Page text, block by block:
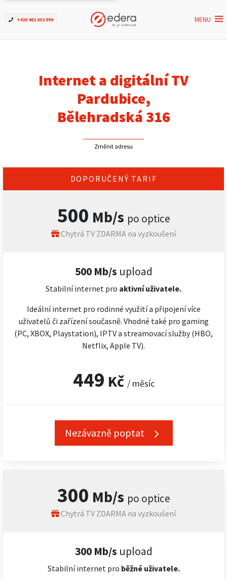
+420 461 002 999 MENU
Ověřit dostupnost
ČEZNET TV
Podpora
Kontakt
Internet a digitální TV
Pardubice,
Bělehradská 316
Změnit adresu
300 Mb/s po optice
Chytrá TV ZDARMA na vyzkoušení
300 Mb/s upload
Stabilní internet pro běžné uživatele.
DOPORUČENÝ TARIF
500 Mb/s po optice
Chytrá TV ZDARMA na vyzkoušení
500 Mb/s upload
Stabilní internet pro aktivní uživatele.
Ideální internet pro rodinné využití a připojení více
uživatelů či zařízení současně. Vhodné také pro gaming
(PC, XBOX, Playstation), IPTV a streamovací služby (HBO,
Netflix, Apple TV).
449 Kč / měsíc
Nezávazně poptat